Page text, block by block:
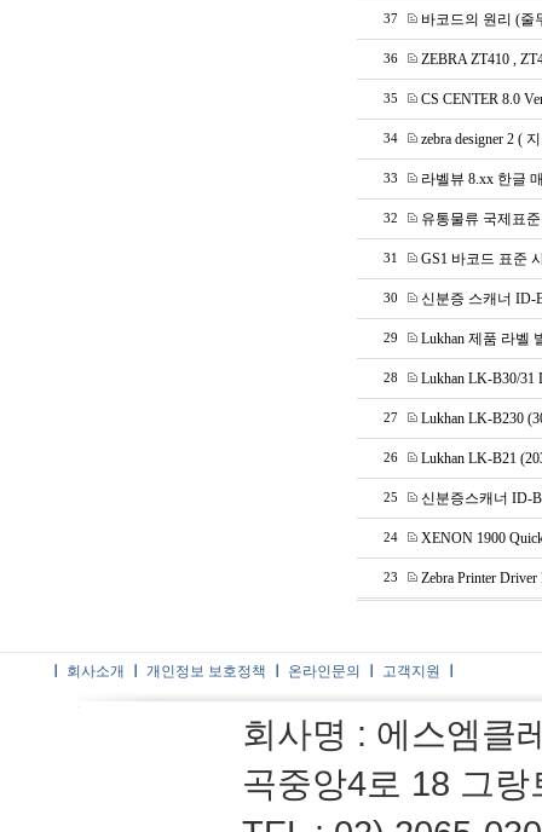
37 바코드의 원리 (줄
36 ZEBRA ZT410 ,
35 CS CENTER 8.0
34 zebra designer 2 (
33 라벨뷰 8.xx 한글
32 유통물류 국제표
31 GS1 바코드 표준
30 신분증 스캐너 ID-
29 Lukhan 제품 라벨
28 Lukhan LK-B30/31
27 Lukhan LK-B230
26 Lukhan LK-B21
25 신분증스캐너 ID-
24 XENON 1900
23 Zebra Printer
회사소개 개인정보 보호정책 온라인문의 고객지원
회사명 : 에스엠
곡중앙4로 18 그